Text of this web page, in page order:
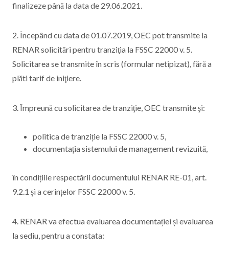
finalizeze până la data de 29.06.2021.
2. Începând cu data de 01.07.2019, OEC pot transmite la
RENAR solicitări pentru tranziţia la FSSC 22000 v. 5.
Solicitarea se transmite în scris (formular netipizat), fără a
plăti tarif de iniţiere.
3. Împreună cu solicitarea de tranziţie, OEC transmite şi:
politica de tranziție la FSSC 22000 v. 5,
documentația sistemului de management revizuită,
în condițiile respectării documentului RENAR RE-01, art.
9.2.1 și a cerințelor FSSC 22000 v. 5.
4. RENAR va efectua evaluarea documentației și evaluarea
la sediu, pentru a constata: